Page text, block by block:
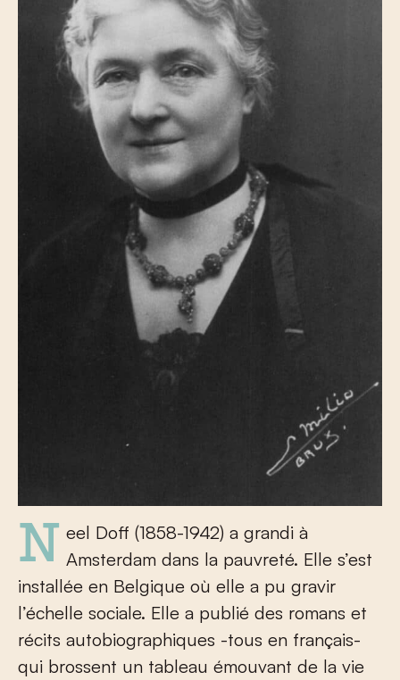
Neel Doff (1858-1942) a grandi à Amsterdam dans la pauvreté. Elle s’est
installée en Belgique où elle a pu gravir
l’échelle sociale. Elle a publié des romans et
récits autobiographiques -tous en français-
qui brossent un tableau émouvant de la vie